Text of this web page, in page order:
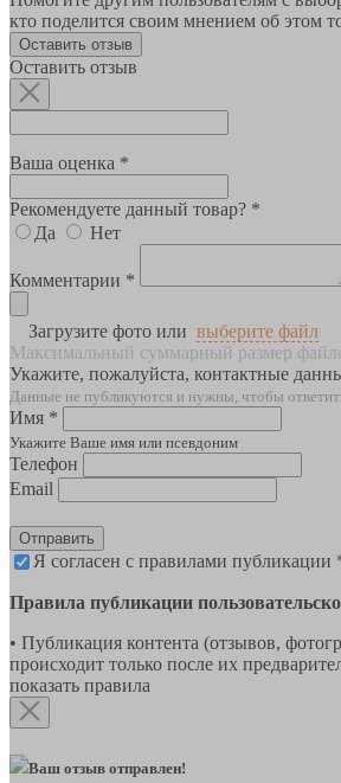
кто поделится своим мнением об этом
Оставить отзыв
Оставить отзыв
Ваша оценка *
Рекомендуете данный товар? *
Да
Нет
Комментарии *
Загрузите фото или выберите файл
Максимальный суммарный размер
Укажите, пожалуйста, контактные
Данные не публикуются и нужны, чтобы
Имя *
Укажите Ваше имя или псевдоним
Телефон
Email
Отправить
Я согласен с правилами публикации
Правила публикации
• Публикация контента (отзывов,
происходит только после их
показать правила
Ваш отзыв отправлен!